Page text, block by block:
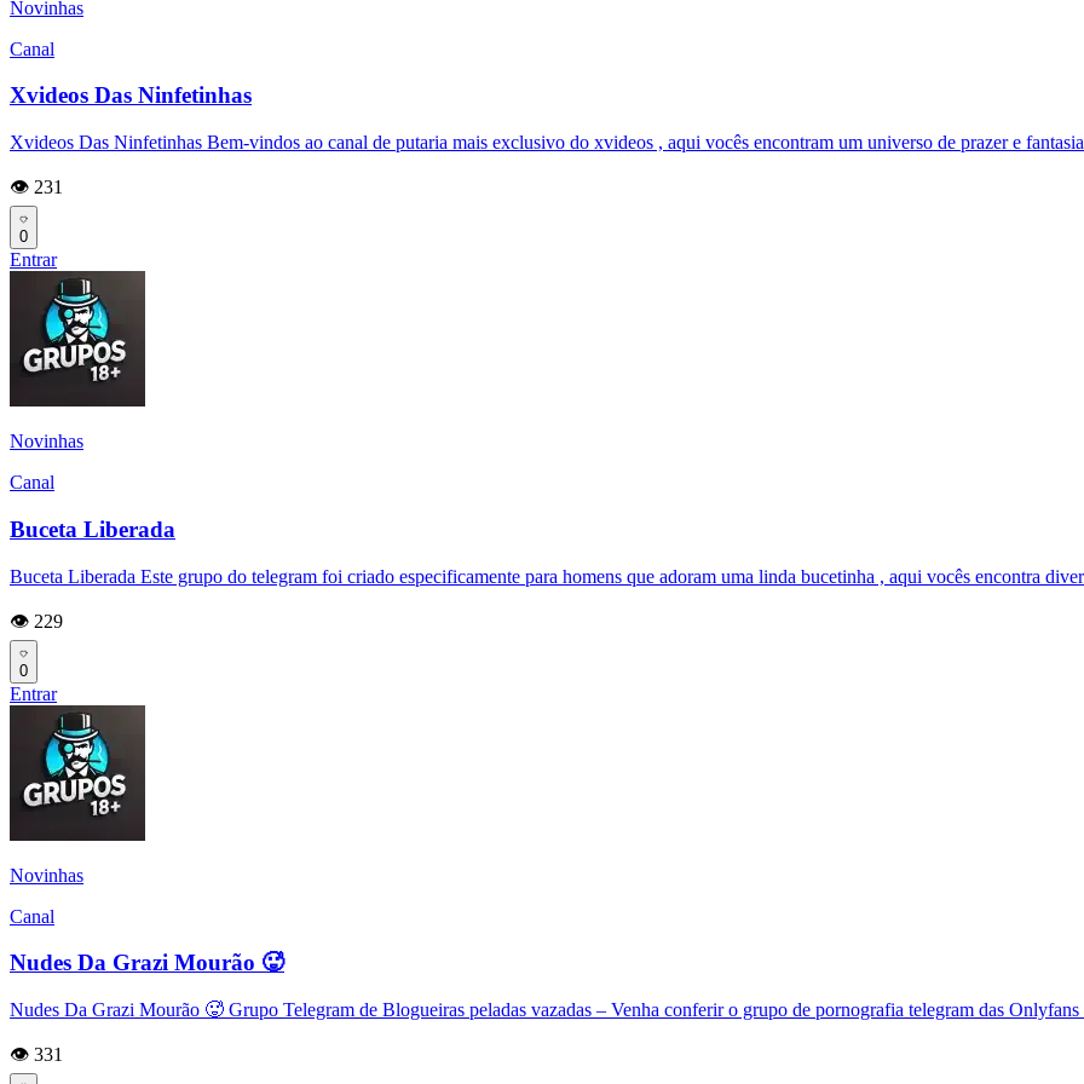
Novinhas
Canal
Xvideos Das Ninfetinhas
Xvideos Das Ninfetinhas Bem-vindos ao canal de putaria mais exclusivo do xvideos , aqui vocês encontram um universo de prazer e
👁️ 231
0
Entrar
Novinhas
Canal
Buceta Liberada
Buceta Liberada Este grupo do telegram foi criado especificamente para homens que adoram uma linda bucetinha , aqui vocês encontra
👁️ 229
0
Entrar
Novinhas
Canal
Nudes Da Grazi Mourão 🥵
Nudes Da Grazi Mourão 🥵 Grupo Telegram de Blogueiras peladas vazadas – Venha conferir o grupo de pornografia telegram das
👁️ 331